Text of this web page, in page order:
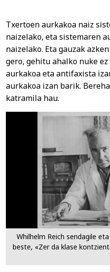
Txertoen aurkakoa naiz
naizelako, eta sistemaren
naizelako. Eta gauzak
gero, gehitu ahalko nuke
aurkakoa eta antifaxista
aurkakoa izan barik.
katramila hau.
Whilhelm Reich sendagile
beste, «Zer da klase